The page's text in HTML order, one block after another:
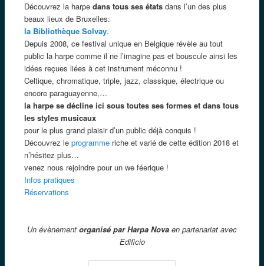
Découvrez la harpe dans tous ses étatsdans l’un des plus
beaux lieux de Bruxelles:
la Bibliothèque Solvay.
Depuis 2008, ce festival unique en Belgique révèle au tout
public la harpe comme il ne l’imagine pas et bouscule ainsi les
idées reçues liées à cet instrument méconnu !
Celtique, chromatique, triple, jazz, classique, électrique ou
encore paraguayenne,…
la harpe se décline ici sous toutes ses formes et dans tous
les styles musicaux
pour le plus grand plaisir d’un public déjà conquis !
Découvrez le programmeriche et varié de cette édition 2018 et
n’hésitez plus…
venez nous rejoindre pour un we féerique !
Infos pratiques
Réservations
Un évènement organisé par Harpa Nova en partenariat avec
Edificio